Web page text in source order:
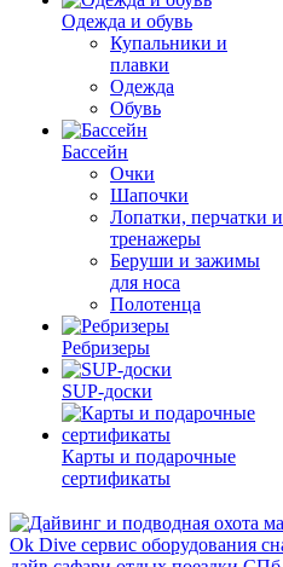
Одежда и обувь
Купальники и
плавки
Одежда
Обувь
Бассейн
Очки
Шапочки
Лопатки, перчатки и
тренажеры
Беруши и зажимы
для носа
Полотенца
Ребризеры
SUP-доски
Карты и подарочные
сертификаты